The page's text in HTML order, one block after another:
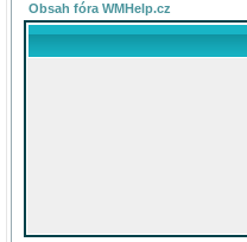
Obsah fóra WMHelp.cz